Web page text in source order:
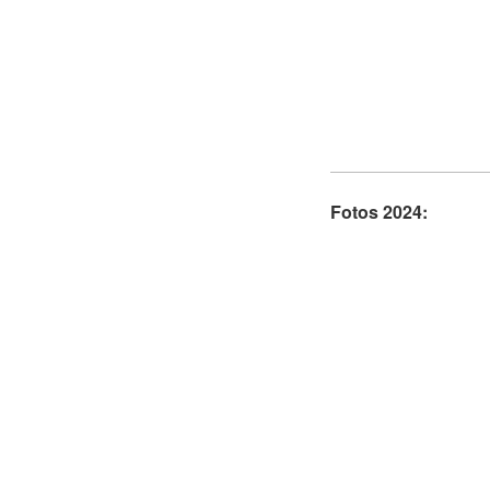
Fotos 2024: